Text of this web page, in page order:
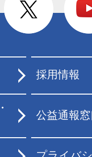
採用情報
公益通報